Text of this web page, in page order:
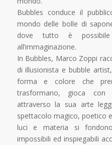
Bubbles conduce il
mondo delle bolle di
dove tutto è
all’immaginazione.
In Bubbles, Marco Zoppi
di illusionista e bubble
forma e colore che
trasformano, gioca
attraverso la sua arte
spettacolo magico, poetico
luci e materia si fondono
impossibili ed inspiegabili